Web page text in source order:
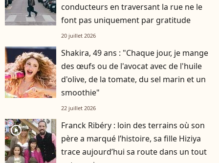
conducteurs en traversant la rue ne le
font pas uniquement par gratitude
20 juillet 2026
Shakira, 49 ans : "Chaque jour, je mange
des œufs ou de l'avocat avec de l'huile
d'olive, de la tomate, du sel marin et un
smoothie"
22 juillet 2026
player2
Franck Ribéry : loin des terrains où son
père a marqué l’histoire, sa fille Hiziya
trace aujourd’hui sa route dans un tout